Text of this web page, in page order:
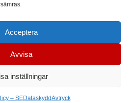
Acceptera
Avvisa
inställningar
– SEDataskyddAvtryck
Schnell